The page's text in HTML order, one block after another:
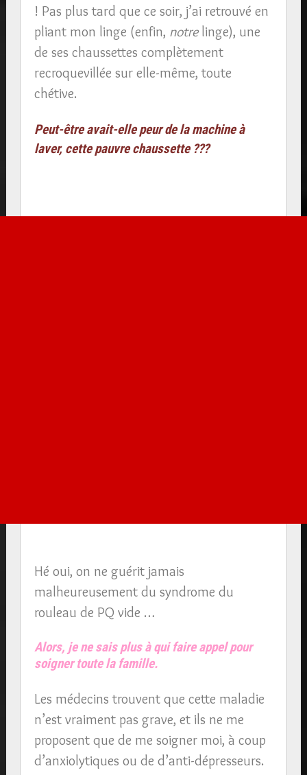
! Pas plus tard que ce soir, j’ai retrouvé en
pliant mon linge (enfin, notrelinge), une
de ses chaussettes complètement
recroquevillée sur elle-même, toute
chétive.
Peut-être avait-elle peur de la machine à
laver, cette pauvre chaussette ???
Hé oui, on ne guérit jamais
malheureusement du syndrome du
rouleau de PQ vide …
Alors, je ne sais plus à qui faire appel pour
soigner toute la famille.
Les médecins trouvent que cette maladie
n’est vraiment pas grave, et ils ne me
proposent que de me soigner moi, à coup
d’anxiolytiques ou de d’anti-dépresseurs.